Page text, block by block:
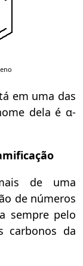
em uma das
dela é α-
de uma
de números
sempre pelo
carbonos da